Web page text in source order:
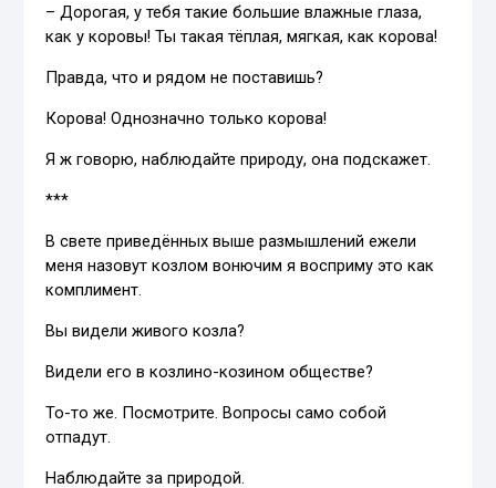
– Дорогая, у тебя такие большие влажные глаза,
как у коровы! Ты такая тёплая, мягкая, как корова!
Правда, что и рядом не поставишь?
Корова! Однозначно только корова!
Я ж говорю, наблюдайте природу, она подскажет.
***
В свете приведённых выше размышлений ежели
меня назовут козлом вонючим я восприму это как
комплимент.
Вы видели живого козла?
Видели его в козлино-козином обществе?
То-то же. Посмотрите. Вопросы само собой
отпадут.
Наблюдайте за природой.